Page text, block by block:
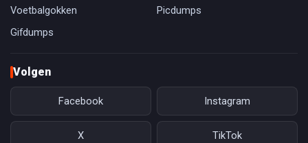
Voetbalgokken
Picdumps
Gifdumps
Volgen
Facebook Instagram
X TikTok